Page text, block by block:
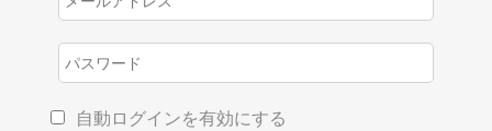
自動ログインを有効にする